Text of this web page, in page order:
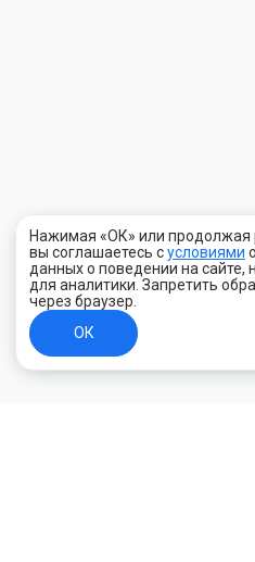
Нажимая «ОК» или продолжая
вы соглашаетесь сусловиями
данных о поведении на сайте,
для аналитики. Запретить
через браузер.
ОК